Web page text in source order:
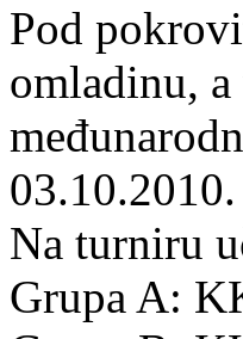
Pod
omladinu,
Na turniru
Grupa A: